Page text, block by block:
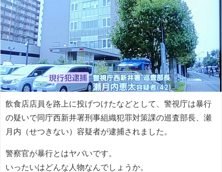
飲食店店員を路上に投げつけたなどとして、警視庁は暴行
の疑いで同庁西新井署刑事組織犯罪対策課の巡査部長、瀬
月内（せつきない）容疑者が逮捕されました。
警察官が暴行とはヤバいです。
いったいはどんな人物なんでしょうか。